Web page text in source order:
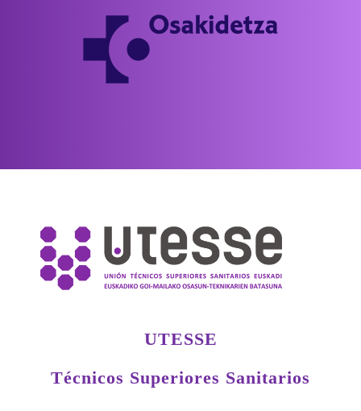
UTESSE
Técnicos Superiores Sanitarios